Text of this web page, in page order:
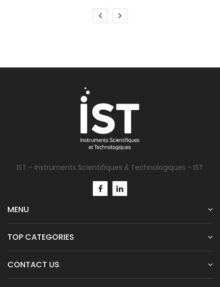
IST - Instruments Scientifiques & Technologiques - IST
MENU
TOP CATEGORIES
CONTACT US